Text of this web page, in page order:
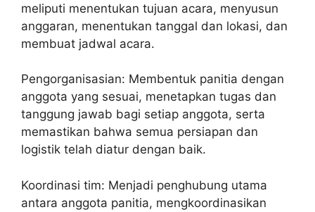
meliputi menentukan tujuan acara, menyusun
anggaran, menentukan tanggal dan lokasi, dan
membuat jadwal acara.
Pengorganisasian: Membentuk panitia dengan
anggota yang sesuai, menetapkan tugas dan
tanggung jawab bagi setiap anggota, serta
memastikan bahwa semua persiapan dan
logistik telah diatur dengan baik.
Koordinasi tim: Menjadi penghubung utama
antara anggota panitia, mengkoordinasikan